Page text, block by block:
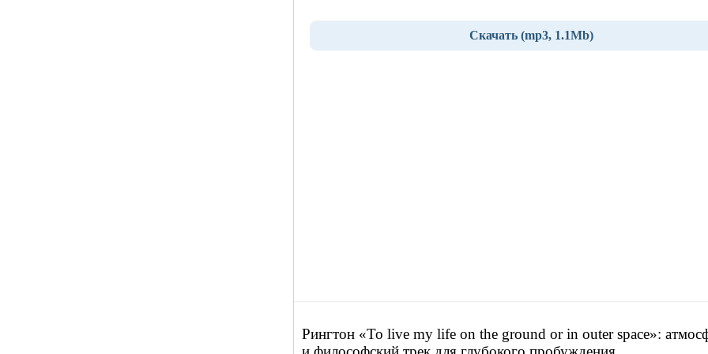
Скачать (mp3, 1.1Mb)
Рингтон «To live my life on the ground or in outer space»: